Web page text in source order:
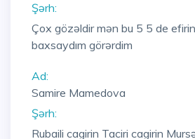
Şərh:
Çox gözəldir mən bu 5 5 de
baxsaydım görərdim
Ad:
Samire Mamedova
Şərh:
Rubaili cagirin Taciri cagirin